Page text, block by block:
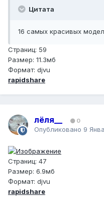
Цитата
16 самых красивых
Страниц: 59
Размер: 11.3мб
Формат: djvu
rapidshare
лёля__ 0
Опубликовано 9
Страниц: 47
Размер: 6.9мб
Формат: djvu
rapidshare